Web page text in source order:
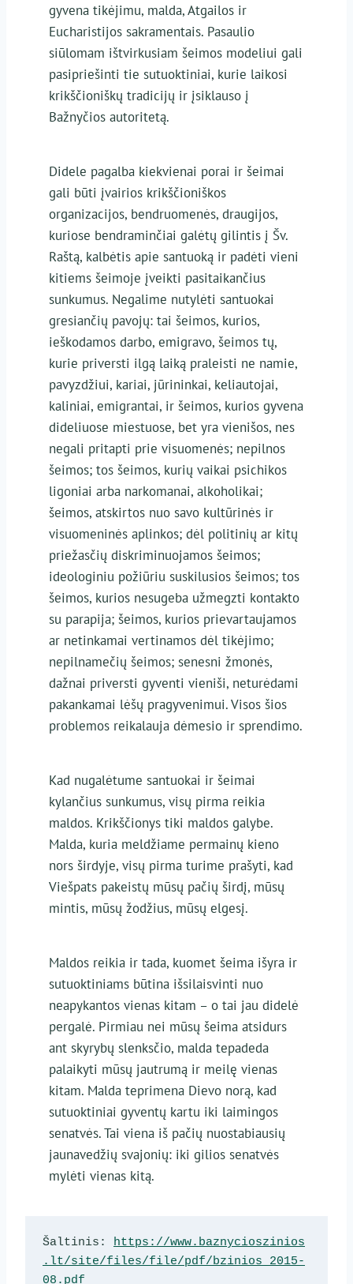
gyvena tikėjimu, malda, Atgailos ir
Eucharistijos sakramentais. Pasaulio
siūlomam ištvirkusiam šeimos modeliui gali
pasipriešinti tie sutuoktiniai, kurie laikosi
krikščioniškų tradicijų ir įsiklauso į
Bažnyčios autoritetą.
Didele pagalba kiekvienai porai ir šeimai
gali būti įvairios krikščioniškos
organizacijos, bendruomenės, draugijos,
kuriose bendraminčiai galėtų gilintis į Šv.
Raštą, kalbėtis apie santuoką ir padėti vieni
kitiems šeimoje įveikti pasitaikančius
sunkumus. Negalime nutylėti santuokai
gresiančių pavojų: tai šeimos, kurios,
ieškodamos darbo, emigravo, šeimos tų,
kurie priversti ilgą laiką praleisti ne namie,
pavyzdžiui, kariai, jūrininkai, keliautojai,
kaliniai, emigrantai, ir šeimos, kurios gyvena
dideliuose miestuose, bet yra vienišos, nes
negali pritapti prie visuomenės; nepilnos
šeimos; tos šeimos, kurių vaikai psichikos
ligoniai arba narkomanai, alkoholikai;
šeimos, atskirtos nuo savo kultūrinės ir
visuomeninės aplinkos; dėl politinių ar kitų
priežasčių diskriminuojamos šeimos;
ideologiniu požiūriu suskilusios šeimos; tos
šeimos, kurios nesugeba užmegzti kontakto
su parapija; šeimos, kurios prievartaujamos
ar netinkamai vertinamos dėl tikėjimo;
nepilnamečių šeimos; senesni žmonės,
dažnai priversti gyventi vieniši, neturėdami
pakankamai lėšų pragyvenimui. Visos šios
problemos reikalauja dėmesio ir sprendimo.
Kad nugalėtume santuokai ir šeimai
kylančius sunkumus, visų pirma reikia
maldos. Krikščionys tiki maldos galybe.
Malda, kuria meldžiame permainų kieno
nors širdyje, visų pirma turime prašyti, kad
Viešpats pakeistų mūsų pačių širdį, mūsų
mintis, mūsų žodžius, mūsų elgesį.
Maldos reikia ir tada, kuomet šeima išyra ir
sutuoktiniams būtina išsilaisvinti nuo
neapykantos vienas kitam – o tai jau didelė
pergalė. Pirmiau nei mūsų šeima atsidurs
ant skyrybų slenksčio, malda tepadeda
palaikyti mūsų jautrumą ir meilę vienas
kitam. Malda teprimena Dievo norą, kad
sutuoktiniai gyventų kartu iki laimingos
senatvės. Tai viena iš pačių nuostabiausių
jaunavedžių svajonių: iki gilios senatvės
mylėti vienas kitą.
Šaltinis: https://www.baznycioszinios
.lt/site/files/file/pdf/bzinios_2015-
08.pdf